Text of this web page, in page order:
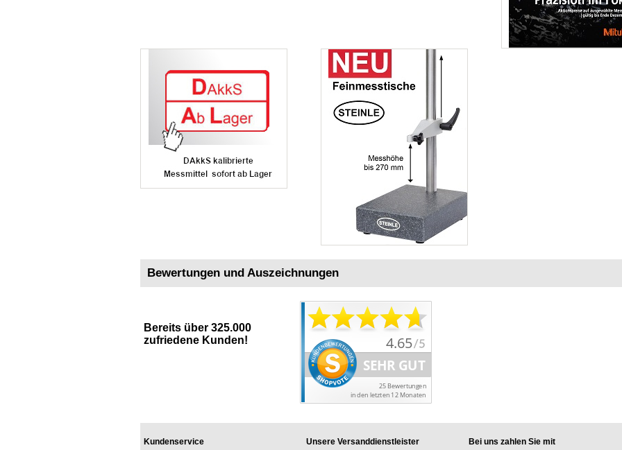
Bewertungen und Auszeichnungen
Bereits über 325.000
zufriedene Kunden!
Kundenservice Unsere Versanddienstleister Bei uns zahlen Sie mit